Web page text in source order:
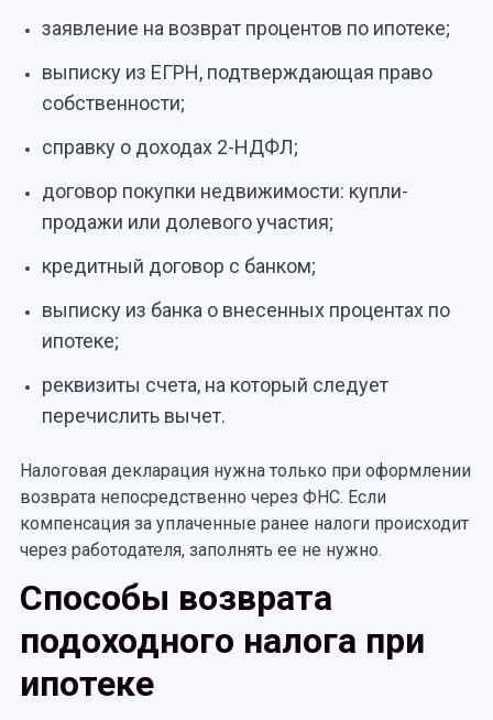
заявление на возврат процентов по ипотеке;
выписку из ЕГРН, подтверждающая право
собственности;
справку о доходах 2-НДФЛ;
договор покупки недвижимости: купли-
продажи или долевого участия;
кредитный договор с банком;
выписку из банка о внесенных процентах по
ипотеке;
реквизиты счета, на который следует
перечислить вычет.
Налоговая декларация нужна только при оформлении
возврата непосредственно через ФНС. Если
компенсация за уплаченные ранее налоги происходит
через работодателя, заполнять ее не нужно.
Способы возврата
подоходного налога при
ипотеке